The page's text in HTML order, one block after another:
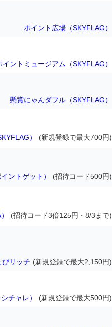
ポイント広場（SKYFLAG）
イントミュージアム（SKYFLAG）
懸賞にゃんダフル（SKYFLAG）
） (新規登録で最大700円)
ントゲット） (招待コード500円)
(招待コード3倍125円・8/3まで)
びリッチ (新規登録で最大2,150円)
チャレ） (新規登録で最大500円)